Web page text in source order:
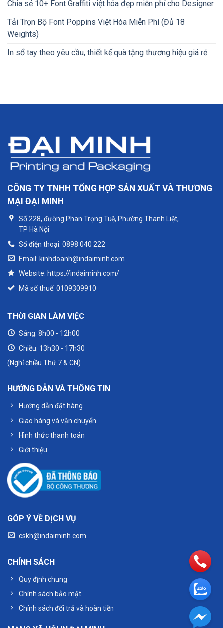
Chia sẻ 10+ Font Graffiti việt hóa đẹp miễn phí cho Designer
Tải Trọn Bộ Font Poppins Việt Hóa Miễn Phí (Đủ 18
Weights)
In sổ tay theo yêu cầu, thiết kế quà tặng thương hiệu giá rẻ
CÔNG TY TNHH TỔNG HỢP SẢN XUẤT VÀ THƯƠNG
MẠI ĐẠI MINH
Số 228, đường Phan Trọng Tuệ, Phường Thanh Liệt,
TP Hà Nội
Số điện thoại: 0898 040 222
Email: kinhdoanh@indaiminh.com
Website: https://indaiminh.com/
Mã số thuế: 0109309910
THỜI GIAN LÀM VIỆC
Sáng: 8h00 - 12h00
Chiều: 13h30 - 17h30
(Nghỉ chiều Thứ 7 & CN)
HƯỚNG DẪN VÀ THÔNG TIN
Hướng dẫn đặt hàng
Giao hàng và vận chuyển
Hình thức thanh toán
Giới thiệu
GÓP Ý VỀ DỊCH VỤ
cskh@indaiminh.com
CHÍNH SÁCH
Quy định chung
Chính sách bảo mật
Chính sách đổi trả và hoàn tiền